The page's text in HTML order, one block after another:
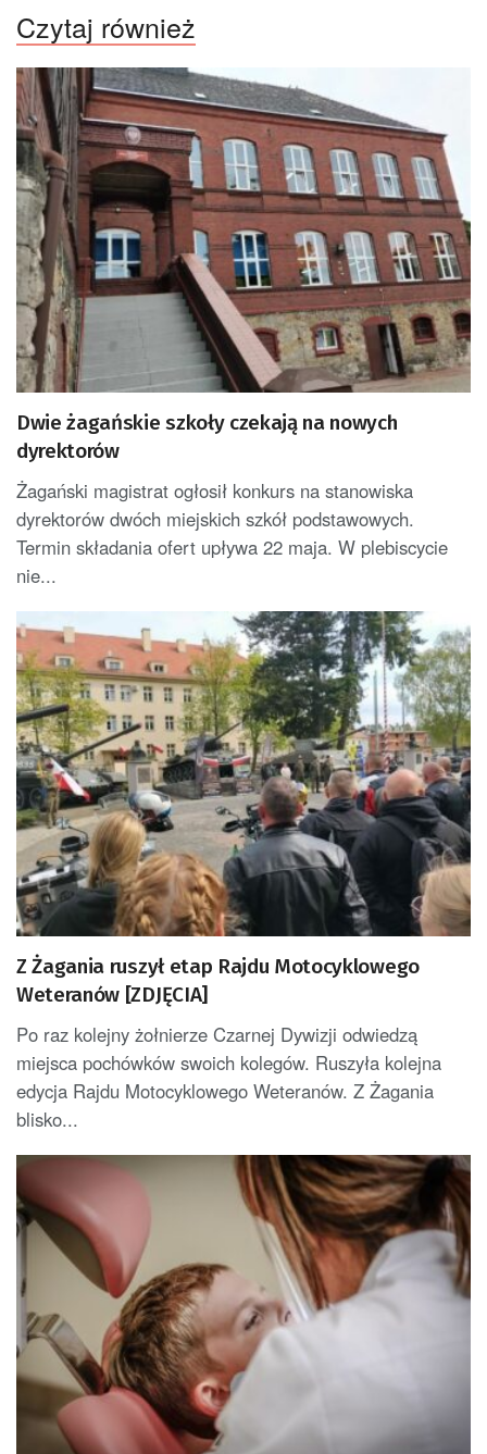
Czytaj również
Dwie żagańskie szkoły czekają na nowych
dyrektorów
Żagański magistrat ogłosił konkurs na stanowiska
dyrektorów dwóch miejskich szkół podstawowych.
Termin składania ofert upływa 22 maja. W plebiscycie
nie...
Z Żagania ruszył etap Rajdu Motocyklowego
Weteranów [ZDJĘCIA]
Po raz kolejny żołnierze Czarnej Dywizji odwiedzą
miejsca pochówków swoich kolegów. Ruszyła kolejna
edycja Rajdu Motocyklowego Weteranów. Z Żagania
blisko...